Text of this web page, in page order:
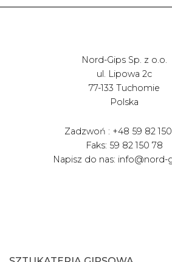
Nord-Gips Sp. z o.o.
ul. Lipowa 2c
77-133 Tuchomie
Polska
Zadzwoń : +48 59 82
Faks: 59 82 150 78
Napisz do nas: info@nord-